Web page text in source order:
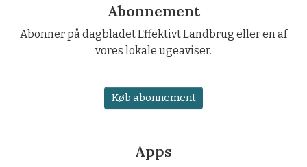
Abonnement
Abonner på dagbladet Effektivt Landbrug eller en af
vores lokale ugeaviser.
Køb abonnement
Apps